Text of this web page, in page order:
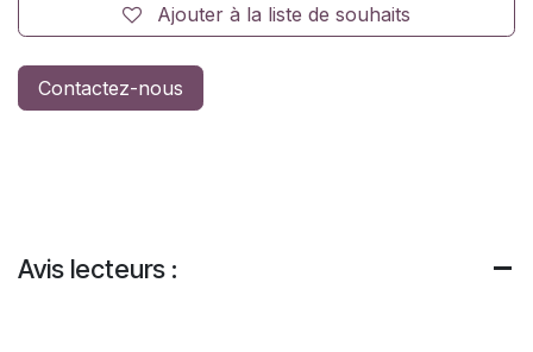
Ajouter à la liste de souhaits
Contactez-nous
Avis lecteurs :